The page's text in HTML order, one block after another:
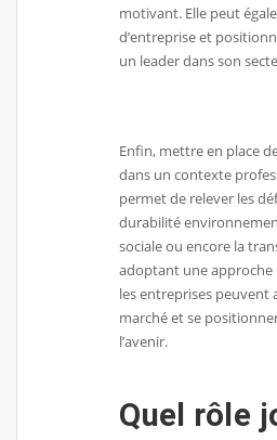
motivant. Elle peut
d’entreprise et
un leader dans son
Enfin, mettre en place
dans un contexte
permet de relever les
durabilité
sociale ou encore la
adoptant une
les entreprises peuvent
marché et se
l’avenir.
Quel rôle